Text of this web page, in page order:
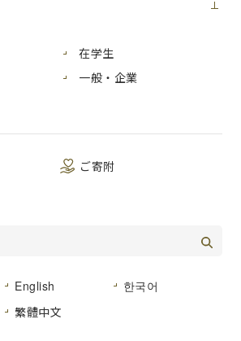
在学生
一般・企業
ご寄附
English
繁體中文
한국어